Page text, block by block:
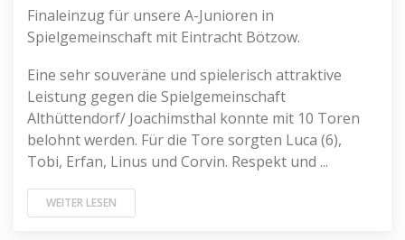
Finaleinzug für unsere A-Junioren in
Spielgemeinschaft mit Eintracht Bötzow.
Eine sehr souveräne und spielerisch attraktive
Leistung gegen die Spielgemeinschaft
Althüttendorf/ Joachimsthal konnte mit 10 Toren
belohnt werden. Für die Tore sorgten Luca (6)️,
Tobi, Erfan, Linus und Corvin. Respekt und ...
WEITER LESEN